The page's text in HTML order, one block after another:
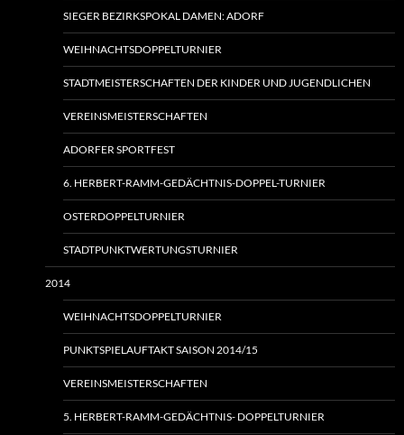
SIEGER BEZIRKSPOKAL DAMEN: ADORF
WEIHNACHTSDOPPELTURNIER
STADTMEISTERSCHAFTEN DER KINDER UND JUGENDLICHEN
VEREINSMEISTERSCHAFTEN
ADORFER SPORTFEST
6. HERBERT-RAMM-GEDÄCHTNIS-DOPPEL-TURNIER
OSTERDOPPELTURNIER
STADTPUNKTWERTUNGSTURNIER
2014
WEIHNACHTSDOPPELTURNIER
PUNKTSPIELAUFTAKT SAISON 2014/15
VEREINSMEISTERSCHAFTEN
5. HERBERT-RAMM-GEDÄCHTNIS- DOPPELTURNIER